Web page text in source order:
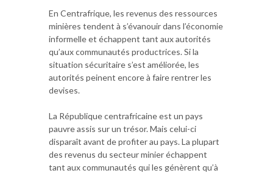
En Centrafrique, les revenus des ressources
minières tendent à s’évanouir dans l’économie
informelle et échappent tant aux autorités
qu’aux communautés productrices. Si la
situation sécuritaire s’est améliorée, les
autorités peinent encore à faire rentrer les
devises.
La République centrafricaine est un pays
pauvre assis sur un trésor. Mais celui-ci
disparaît avant de profiter au pays. La plupart
des revenus du secteur minier échappent
tant aux communautés qui les génèrent qu’à